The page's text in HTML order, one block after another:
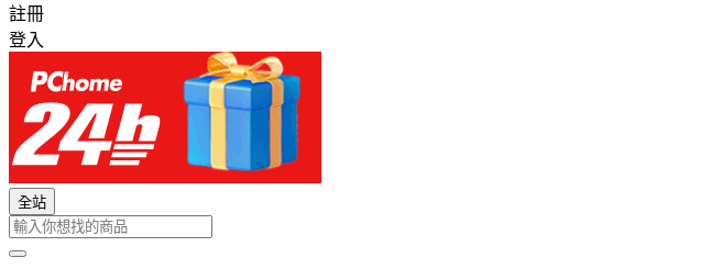
註冊
登入
全站